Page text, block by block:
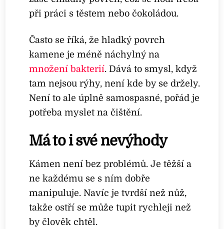
při práci s těstem nebo čokoládou.
Často se říká, že hladký povrch
kamene je méně náchylný na
množení bakterií. Dává to smysl, když
tam nejsou rýhy, není kde by se držely.
Není to ale úplně samospasné, pořád je
potřeba myslet na čištění.
Má to i své nevýhody
Kámen není bez problémů. Je těžší a
ne každému se s ním dobře
manipuluje. Navíc je tvrdší než nůž,
takže ostří se může tupit rychleji než
by člověk chtěl.